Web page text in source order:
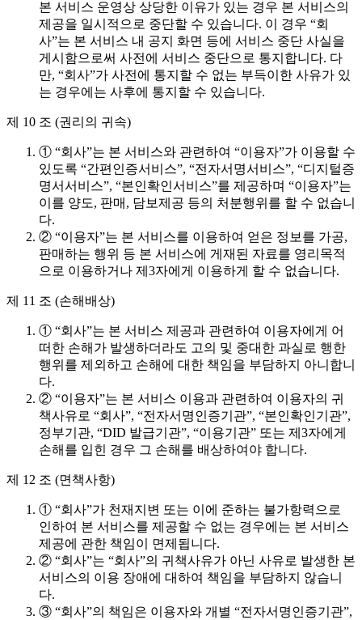
본 서비스 운영상 상당한 이유가 있는 경우 본 서비스의
제공을 일시적으로 중단할 수 있습니다. 이 경우 “회
사”는 본 서비스 내 공지 화면 등에 서비스 중단 사실을
게시함으로써 사전에 서비스 중단으로 통지합니다. 다
만, “회사”가 사전에 통지할 수 없는 부득이한 사유가 있
는 경우에는 사후에 통지할 수 있습니다.
제 10 조 (권리의 귀속)
① “회사”는 본 서비스와 관련하여 “이용자”가 이용할 수
있도록 “간편인증서비스”, “전자서명서비스”, “디지털증
명서서비스”, “본인확인서비스”를 제공하며 “이용자”는
이를 양도, 판매, 담보제공 등의 처분행위를 할 수 없습니
다.
② “이용자”는 본 서비스를 이용하여 얻은 정보를 가공,
판매하는 행위 등 본 서비스에 게재된 자료를 영리목적
으로 이용하거나 제3자에게 이용하게 할 수 없습니다.
제 11 조 (손해배상)
① “회사”는 본 서비스 제공과 관련하여 이용자에게 어
떠한 손해가 발생하더라도 고의 및 중대한 과실로 행한
행위를 제외하고 손해에 대한 책임을 부담하지 아니합니
다.
② “이용자”는 본 서비스 이용과 관련하여 이용자의 귀
책사유로 “회사”, “전자서명인증기관”, “본인확인기관”,
정부기관, “DID 발급기관”, “이용기관” 또는 제3자에게
손해를 입힌 경우 그 손해를 배상하여야 합니다.
제 12 조 (면책사항)
① “회사”가 천재지변 또는 이에 준하는 불가항력으로
인하여 본 서비스를 제공할 수 없는 경우에는 본 서비스
제공에 관한 책임이 면제됩니다.
② “회사”는 “회사”의 귀책사유가 아닌 사유로 발생한 본
서비스의 이용 장애에 대하여 책임을 부담하지 않습니
다.
③ “회사”의 책임은 이용자와 개별 “전자서명인증기관”,